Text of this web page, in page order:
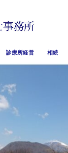
診療所経営 相続